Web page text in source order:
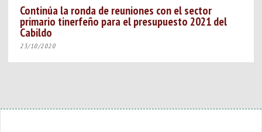
Continúa la ronda de reuniones con el sector
primario tinerfeño para el presupuesto 2021 del
Cabildo
23/10/2020